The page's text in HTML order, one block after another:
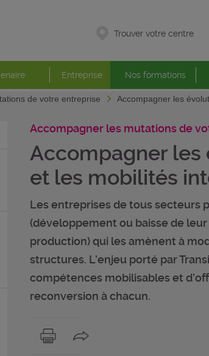
Trouver votre centre
Entreprise Nos formations
de votre entreprise Accompagner les
Accompagner les mutations de
Accompagner les
et les mobilités
Les entreprises de tous secteurs
(développement ou baisse de
production) qui les amènent à
structures. L’enjeu porté par
compétences mobilisables et
reconversion à chacun.